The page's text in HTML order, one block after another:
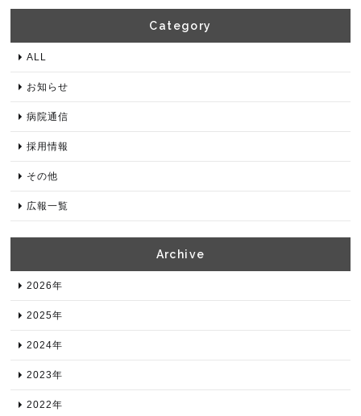
Category​
ALL
お知らせ
病院通信
採用情報
その他
広報一覧
Archive​
2026年​
2025年​
2024年​
2023年​
2022年​